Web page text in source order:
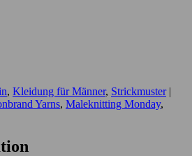
, Kleidung für Männer, Strickmuster|
Yarns, Maleknitting Monday,